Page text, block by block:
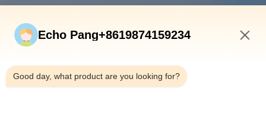
ホーム
私たちについて
工場見学
Echo Pang+8619874159234
Good day, what product are you looking for?